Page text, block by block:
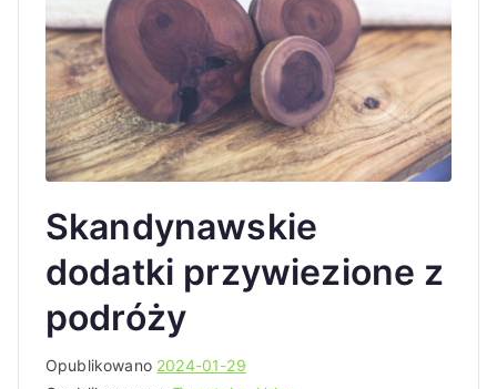
Skandynawskie
dodatki przywiezione z
podróży
Opublikowano 2024-01-29